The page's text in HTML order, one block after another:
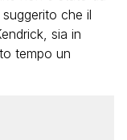
che il
sia in
tempo un